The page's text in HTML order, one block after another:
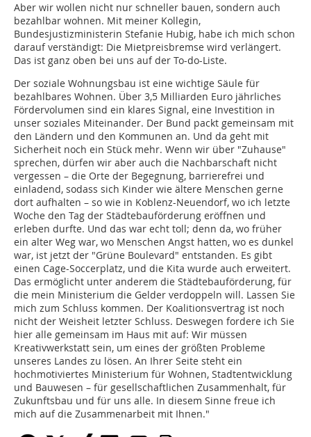
Aber wir wollen nicht nur schneller bauen, sondern auch
bezahlbar wohnen. Mit meiner Kollegin,
Bundesjustizministerin Stefanie Hubig, habe ich mich schon
darauf verständigt: Die Mietpreisbremse wird verlängert.
Das ist ganz oben bei uns auf der To-do-Liste.
Der soziale Wohnungsbau ist eine wichtige Säule für
bezahlbares Wohnen. Über 3,5 Milliarden Euro jährliches
Fördervolumen sind ein klares Signal, eine Investition in
unser soziales Miteinander. Der Bund packt gemeinsam mit
den Ländern und den Kommunen an. Und da geht mit
Sicherheit noch ein Stück mehr. Wenn wir über "Zuhause"
sprechen, dürfen wir aber auch die Nachbarschaft nicht
vergessen – die Orte der Begegnung, barrierefrei und
einladend, sodass sich Kinder wie ältere Menschen gerne
dort aufhalten – so wie in Koblenz-Neuendorf, wo ich letzte
Woche den Tag der Städtebauförderung eröffnen und
erleben durfte. Und das war echt toll; denn da, wo früher
ein alter Weg war, wo Menschen Angst hatten, wo es dunkel
war, ist jetzt der "Grüne Boulevard" entstanden. Es gibt
einen Cage-Soccerplatz, und die Kita wurde auch erweitert.
Das ermöglicht unter anderem die Städtebauförderung, für
die mein Ministerium die Gelder verdoppeln will. Lassen Sie
mich zum Schluss kommen. Der Koalitionsvertrag ist noch
nicht der Weisheit letzter Schluss. Deswegen fordere ich Sie
hier alle gemeinsam im Haus mit auf: Wir müssen
Kreativwerkstatt sein, um eines der größten Probleme
unseres Landes zu lösen. An Ihrer Seite steht ein
hochmotiviertes Ministerium für Wohnen, Stadtentwicklung
und Bauwesen – für gesellschaftlichen Zusammenhalt, für
Zukunftsbau und für uns alle. In diesem Sinne freue ich
mich auf die Zusammenarbeit mit Ihnen."